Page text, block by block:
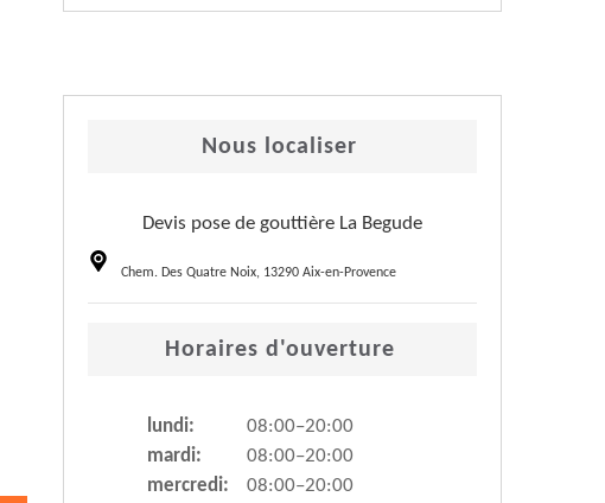
Nous localiser
Devis pose de gouttière La Begude
Chem. Des Quatre Noix, 13290 Aix-en-Provence
Horaires d'ouverture
lundi:
08:00–20:00
mardi:
08:00–20:00
mercredi:
08:00–20:00